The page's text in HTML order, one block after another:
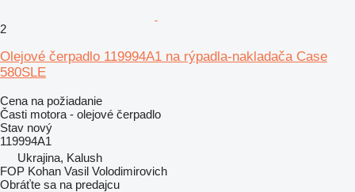
2
Olejové čerpadlo 119994A1 na rýpadla-nakladača Case
580SLE
Cena na požiadanie
Časti motora - olejové čerpadlo
Stav nový
119994A1
Ukrajina, Kalush
FOP Kohan Vasil Volodimirovich
Obráťte sa na predajcu